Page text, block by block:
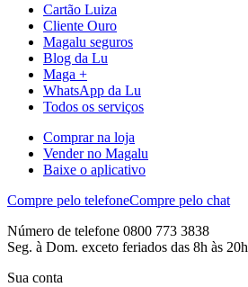
Cartão Luiza
Cliente Ouro
Magalu seguros
Blog da Lu
Maga +
WhatsApp da Lu
Todos os serviços
Comprar na loja
Vender no Magalu
Baixe o aplicativo
Compre pelo telefoneCompre pelo chat
Número de telefone 0800 773 3838
Seg. à Dom. exceto feriados das 8h às 20h
Sua conta